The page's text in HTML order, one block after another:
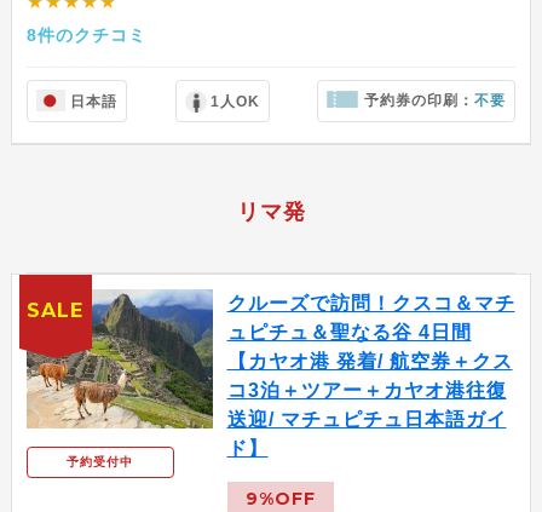
8件のクチコミ
日本語 1人OK 予約券の印刷：不要
リマ発
予約受付中
クルーズで訪問！クスコ＆マチ
ュピチュ＆聖なる谷 4日間
【カヤオ港 発着/ 航空券＋クス
コ3泊＋ツアー＋カヤオ港往復
送迎/ マチュピチュ日本語ガイ
ド】
9%OFF
SALE